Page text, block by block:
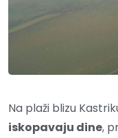
Na plaži blizu
iskopavaju dine,